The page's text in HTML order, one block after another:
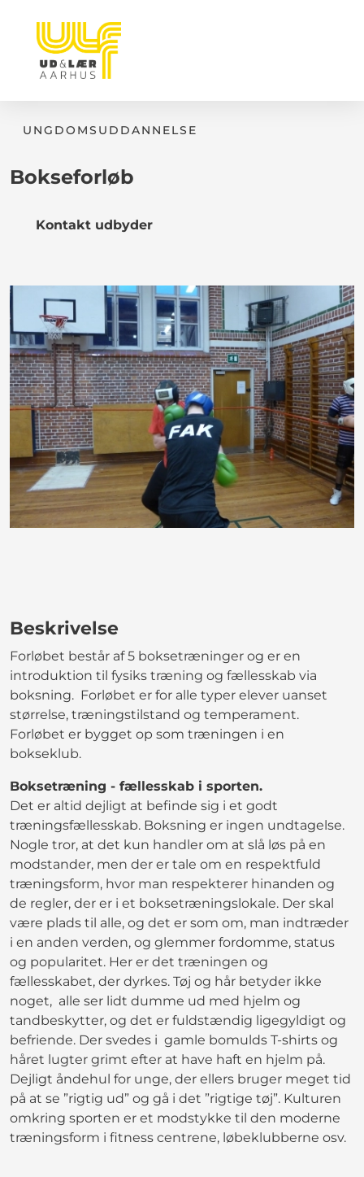
UNGDOMSUDDANNELSE
Bokseforløb
Kontakt udbyder
Beskrivelse
Forløbet består af 5 boksetræninger og er en
introduktion til fysiks træning og fællesskab via
boksning. Forløbet er for alle typer elever uanset
størrelse, træningstilstand og temperament.
Forløbet er bygget op som træningen i en
bokseklub.
Boksetræning - fællesskab i sporten.
Det er altid dejligt at befinde sig i et godt
træningsfællesskab. Boksning er ingen undtagelse.
Nogle tror, at det kun handler om at slå løs på en
modstander, men der er tale om en respektfuld
træningsform, hvor man respekterer hinanden og
de regler, der er i et boksetræningslokale. Der skal
være plads til alle, og det er som om, man indtræder
i en anden verden, og glemmer fordomme, status
og popularitet. Her er det træningen og
fællesskabet, der dyrkes. Tøj og hår betyder ikke
noget, alle ser lidt dumme ud med hjelm og
tandbeskytter, og det er fuldstændig ligegyldigt og
befriende. Der svedes i gamle bomulds T-shirts og
håret lugter grimt efter at have haft en hjelm på.
Dejligt åndehul for unge, der ellers bruger meget tid
på at se ”rigtig ud” og gå i det ”rigtige tøj”. Kulturen
omkring sporten er et modstykke til den moderne
træningsform i fitness centrene, løbeklubberne osv.